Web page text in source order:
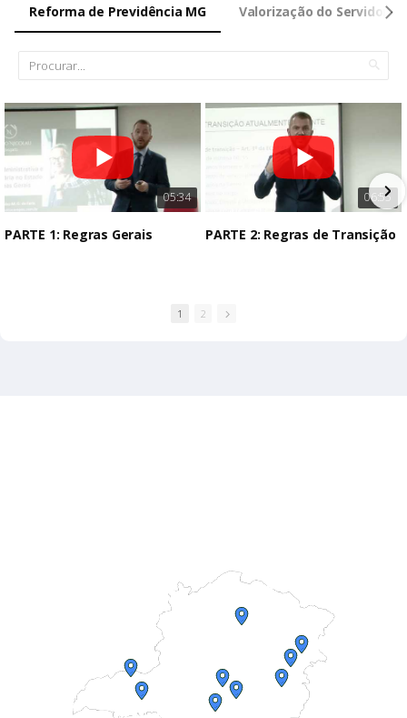
Reforma de Previdência MG Valorização do Servidor
05:34
PARTE 1: Regras Gerais
06:55
PARTE 2: Regras de Transição
1 2